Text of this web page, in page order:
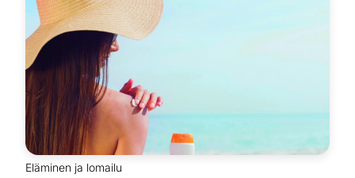
Eläminen ja lomailu